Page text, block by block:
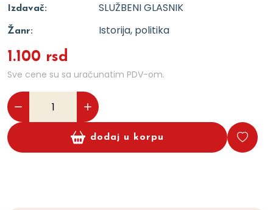
Izdavač: SLUŽBENI GLASNIK
Žanr: Istorija, politika
1.100 rsd
Sve cene su sa uračunatim PDV-om.
dodaj u korpu